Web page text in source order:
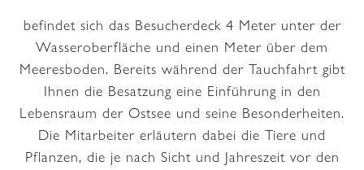
befindet sich das Besucherdeck 4 Meter unter der
Wasseroberfläche und einen Meter über dem
Meeresboden. Bereits während der Tauchfahrt gibt
Ihnen die Besatzung eine Einführung in den
Lebensraum der Ostsee und seine Besonderheiten.
Die Mitarbeiter erläutern dabei die Tiere und
Pflanzen, die je nach Sicht und Jahreszeit vor den